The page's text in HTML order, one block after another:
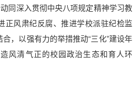
同深入贯彻中央八项规定精神学习教
正风肃纪反腐、推进学校派驻纪检监
，以强有力的举措推动“三化”建设年
风清气正的校园政治生态和育人环